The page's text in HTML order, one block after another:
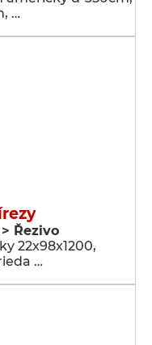
…
Řezivo
22x98x1200,
…